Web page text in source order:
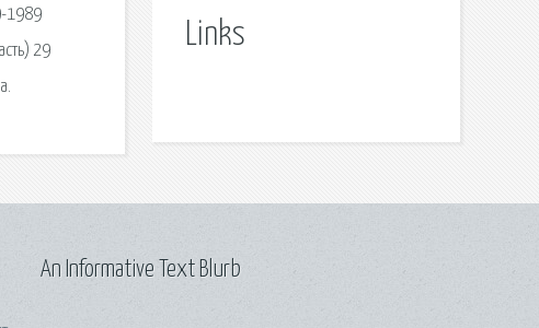
1989
29
Links
An Informative Text Blurb